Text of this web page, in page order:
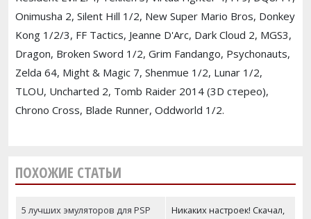
Onimusha 2, Silent Hill 1/2, New Super Mario Bros, Donkey
Kong 1/2/3, FF Tactics, Jeanne D'Arc, Dark Cloud 2, MGS3,
Dragon, Broken Sword 1/2, Grim Fandango, Psychonauts,
Zelda 64, Might & Magic 7, Shenmue 1/2, Lunar 1/2,
TLOU, Uncharted 2, Tomb Raider 2014 (3D стерео),
Chrono Cross, Blade Runner, Oddworld 1/2.
ПОХОЖИЕ СТАТЬИ
5 лучших эмуляторов для PSP
Никаких настроек! Скачал,